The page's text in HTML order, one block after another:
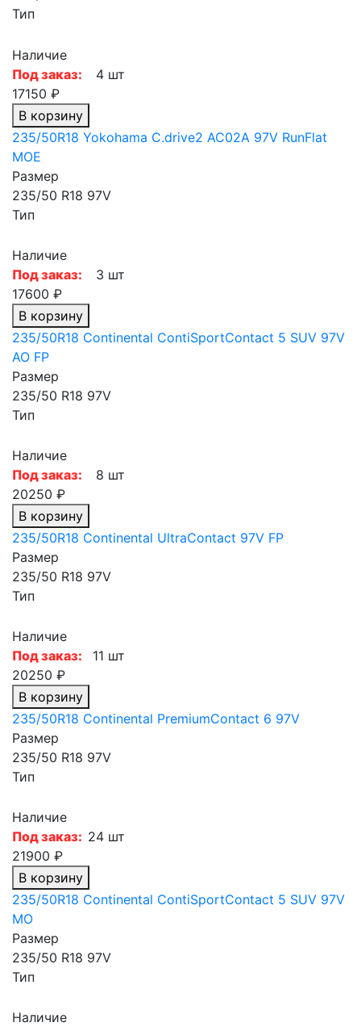
Тип
Наличие
Под заказ:
4 шт
17150 ₽
В корзину
235/50R18 Yokohama C.drive2 AC02A 97V RunFlat
MOE
Размер
235/50 R18 97V
Тип
Наличие
Под заказ:
3 шт
17600 ₽
В корзину
235/50R18 Continental ContiSportContact 5 SUV 97V
AO FP
Размер
235/50 R18 97V
Тип
Наличие
Под заказ:
8 шт
20250 ₽
В корзину
235/50R18 Continental UltraContact 97V FP
Размер
235/50 R18 97V
Тип
Наличие
Под заказ:
11 шт
20250 ₽
В корзину
235/50R18 Continental PremiumContact 6 97V
Размер
235/50 R18 97V
Тип
Наличие
Под заказ: 24 шт
21900 ₽
В корзину
235/50R18 Continental ContiSportContact 5 SUV 97V
MO
Размер
235/50 R18 97V
Тип
Наличие